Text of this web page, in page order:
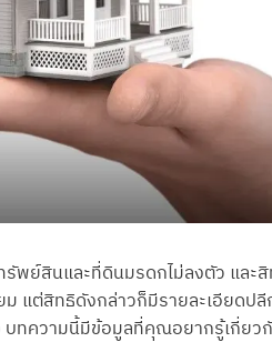
ย์สินและที่ดินมรดกไม่ลงตัว และสิ
แต่สิทธิดังกล่าวก็มีรายละเอียดป
บทความนี้มีข้อมูลที่คุณอยากรู้เกี่ยว